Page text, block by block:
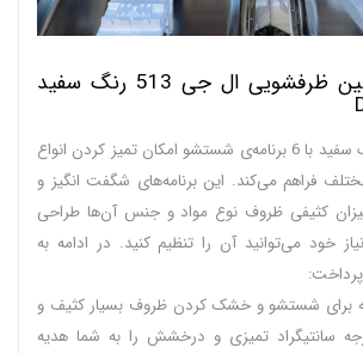
برنامه های ماشین ظرفشویی ال جی 513 رنگ سفید
ظرفشویی ال جی رنگ سفید با 6 برنامه‌ی شستشو امکان تمیز کردن انواع
فراهم می‌کند. این برنامه‌های شگفت انگیز و
کثیفی ظروف نوع مواد و جنس آن‌ها طراحی
خود می‌توانید آن را تنظیم کنید. در ادامه به
برای شستشو و خشک کردن ظروف بسیار کثیف و
با دمای 75 درجه سانتیگراد تمیزی و درخشش را به شما هدیه